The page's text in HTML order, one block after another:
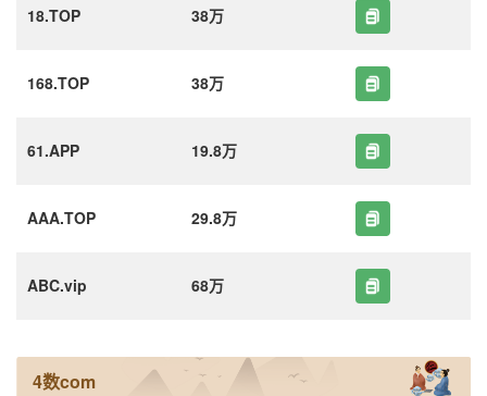
18.TOP 38万
168.TOP 38万
61.APP 19.8万
AAA.TOP 29.8万
ABC.vip 68万
4数com